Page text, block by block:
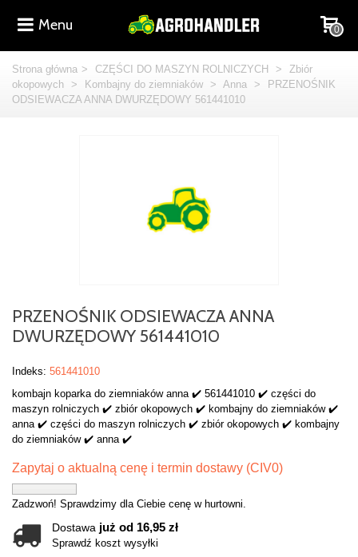
Menu 0
Strona główna > CZĘŚCI DO MASZYN ROLNICZYCH >
Zbiór
okopowych
> Kombajny do ziemniaków > Anna >
PRZENOŚNIK
ODSIEWACZA ANNA DWURZĘDOWY 561441010
PRZENOŚNIK ODSIEWACZA ANNA
DWURZĘDOWY 561441010
Indeks: 561441010
kombajn koparka do ziemniaków anna ✔️ 561441010 ✔️ części do
maszyn rolniczych ✔️ zbiór okopowych ✔️ kombajny do ziemniaków ✔️
anna ✔️ części do maszyn rolniczych ✔️ zbiór okopowych ✔️ kombajny
do ziemniaków ✔️ anna ✔️
Zapytaj o aktualną cenę i termin dostawy (CIV0)
Zadzwoń! Sprawdzimy dla Ciebie cenę w hurtowni.
Dostawa już od 16,95 zł
Sprawdź koszt wysyłki